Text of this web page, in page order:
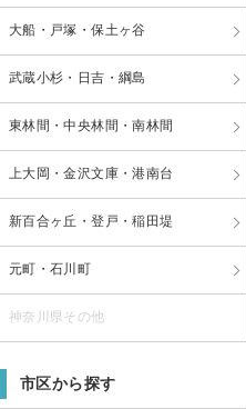
大船・戸塚・保土ヶ谷
武蔵小杉・日吉・綱島
東林間・中央林間・南林間
上大岡・金沢文庫・港南台
新百合ヶ丘・登戸・稲田堤
元町・石川町
神奈川県その他
市区から探す